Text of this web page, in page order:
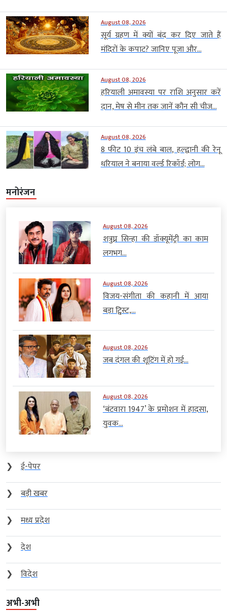
August 08, 2026
सूर्य ग्रहण में क्यों बंद कर दिए जाते हैं
मंदिरों के कपाट? जानिए पूजा और...
August 08, 2026
हरियाली अमावस्या पर राशि अनुसार करें
दान, मेष से मीन तक जानें कौन सी चीज...
August 08, 2026
8 फीट 10 इंच लंबे बाल, हल्द्वानी की रेनू
धरियाल ने बनाया वर्ल्ड रिकॉर्ड; लोग...
मनोरंजन
August 08, 2026
शत्रुघ्न सिन्हा की डॉक्यूमेंट्री का काम
लगभग...
August 08, 2026
विजय-संगीता की कहानी में आया
बड़ा ट्विस्ट,...
August 08, 2026
जब दंगल की शूटिंग में हो गई...
August 08, 2026
‘बंटवारा 1947’ के प्रमोशन में हादसा,
युवक...
❯
ई-पेपर
❯
बड़ी खबर
❯
मध्य प्रदेश
❯
देश
❯
विदेश
अभी-अभी